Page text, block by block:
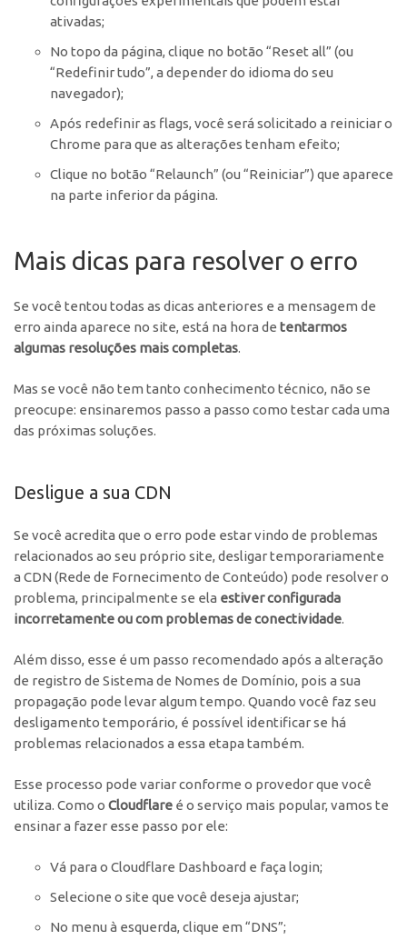
ativadas;
No topo da página, clique no botão “Reset all” (ou
“Redefinir tudo”, a depender do idioma do seu
navegador);
Após redefinir as flags, você será solicitado a reiniciar o
Chrome para que as alterações tenham efeito;
Clique no botão “Relaunch” (ou “Reiniciar”) que aparece
na parte inferior da página.
Mais dicas para resolver o erro
Se você tentou todas as dicas anteriores e a mensagem de
erro ainda aparece no site, está na hora de tentarmos
algumas resoluções mais completas.
Mas se você não tem tanto conhecimento técnico, não se
preocupe: ensinaremos passo a passo como testar cada uma
das próximas soluções.
Desligue a sua CDN
Se você acredita que o erro pode estar vindo de problemas
relacionados ao seu próprio site, desligar temporariamente
a CDN (Rede de Fornecimento de Conteúdo) pode resolver o
problema, principalmente se ela estiver configurada
incorretamente ou com problemas de conectividade.
Além disso, esse é um passo recomendado após a alteração
de registro de Sistema de Nomes de Domínio, pois a sua
propagação pode levar algum tempo. Quando você faz seu
desligamento temporário, é possível identificar se há
problemas relacionados a essa etapa também.
Esse processo pode variar conforme o provedor que você
utiliza. Como o Cloudflare é o serviço mais popular, vamos te
ensinar a fazer esse passo por ele:
Vá para o Cloudflare Dashboard e faça login;
Selecione o site que você deseja ajustar;
No menu à esquerda, clique em “DNS”;